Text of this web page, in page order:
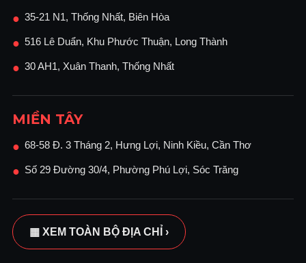
● 35-21 N1, Thống Nhất, Biên Hòa
● 516 Lê Duẩn, Khu Phước Thuận, Long Thành
● 30 AH1, Xuân Thanh, Thống Nhất
MIỀN TÂY
● 68-58 Đ. 3 Tháng 2, Hưng Lợi, Ninh Kiều, Cần Thơ
● Số 29 Đường 30/4, Phường Phú Lợi, Sóc Trăng
▦ XEM TOÀN BỘ ĐỊA CHỈ ›